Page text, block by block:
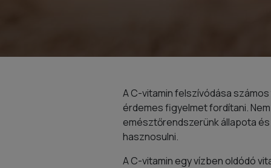
A C-vitamin felszívódása
érdemes figyelmet fordítani.
emésztőrendszerünk állapota
hasznosulni.
A C-vitamin egy vízben oldódó